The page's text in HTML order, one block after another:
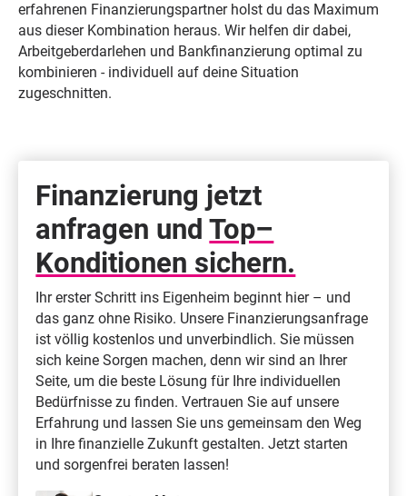
erfahrenen Finanzierungspartner holst du das Maximum
aus dieser Kombination heraus. Wir helfen dir dabei,
Arbeitgeberdarlehen und Bankfinanzierung optimal zu
kombinieren - individuell auf deine Situation
zugeschnitten.
Finanzierung jetzt
anfragen undTop–
Konditionen sichern.
Ihr erster Schritt ins Eigenheim beginnt hier – und
das ganz ohne Risiko. Unsere Finanzierungsanfrage
ist völlig kostenlos und unverbindlich. Sie müssen
sich keine Sorgen machen, denn wir sind an Ihrer
Seite, um die beste Lösung für Ihre individuellen
Bedürfnisse zu finden. Vertrauen Sie auf unsere
Erfahrung und lassen Sie uns gemeinsam den Weg
in Ihre finanzielle Zukunft gestalten. Jetzt starten
und sorgenfrei beraten lassen!